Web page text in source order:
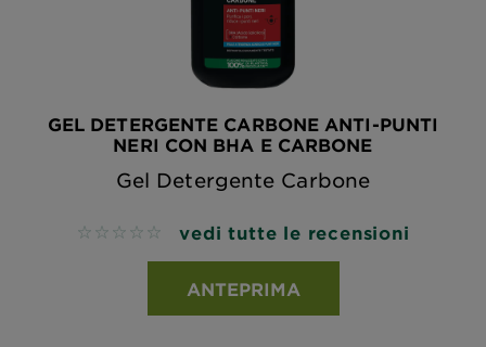
GEL DETERGENTE CARBONE ANTI-PUNTI
NERI CON BHA E CARBONE
Gel Detergente Carbone
No reviews vedi tutte le recensioni
ANTEPRIMA